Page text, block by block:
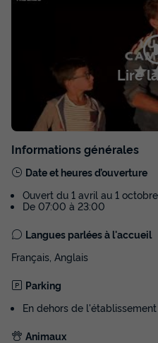
TENTE TOILE ET
Bungalow Toilé 3
enfant -9 ans) Sans
Annulation gratuite
Surface
21m²
Adultes
3
Terrasse couverte Animaux
Réfrigérateur
Salon de jardin
+ 2
TENTE TOILE ET BOIS 4
Pièces 4 adultes (+ 1 enfant -
Meilleur prix pour 7 nuits
Modifier les dates
Lire
Informations générales
Date et heures d’ouverture
Ouvert du 1 avril au 1 octobre
De 07:00 à 23:00
Langues parlées à l'accueil
Français, Anglais
Parking
En dehors de l'établissement
Animaux